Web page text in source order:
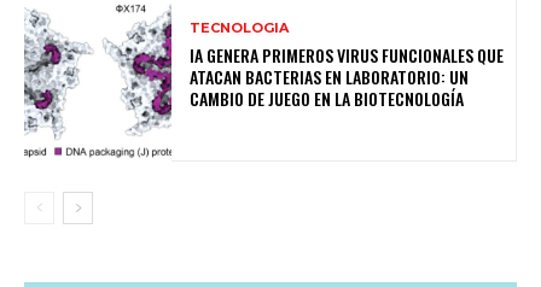
TECNOLOGIA
IA GENERA PRIMEROS VIRUS FUNCIONALES QUE
ATACAN BACTERIAS EN LABORATORIO: UN
CAMBIO DE JUEGO EN LA BIOTECNOLOGÍA